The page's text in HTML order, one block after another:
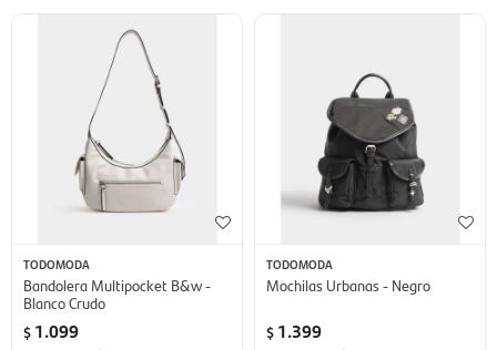
TODOMODA
Bandolera Multipocket B&w -
Blanco Crudo
$ 1.099
TODOMODA
Mochilas Urbanas - Negro
$ 1.399